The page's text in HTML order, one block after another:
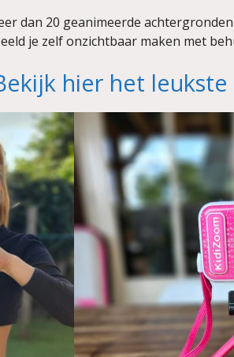
dan 20 geanimeerde
je zelf onzichtbaar maken met
hier het